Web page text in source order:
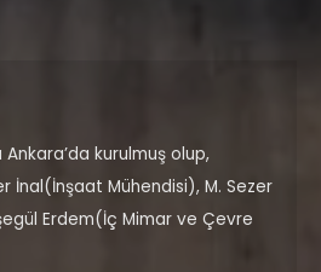
Ankara’da kurulmuş olup,
İnal(İnşaat Mühendisi), M. Sezer
Erdem(İç Mimar ve Çevre